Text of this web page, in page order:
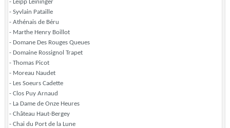
- Leipp Leininger
- Syvlain Pataille
- Athénais de Béru
- Marthe Henry Boillot
- Domane Des Rouges Queues
- Domaine Rossignol Trapet
- Thomas Picot
- Moreau Naudet
- Les Soeurs Cadette
- Clos Puy Arnaud
- La Dame de Onze Heures
- Château Haut-Bergey
- Chai du Port de la Lune